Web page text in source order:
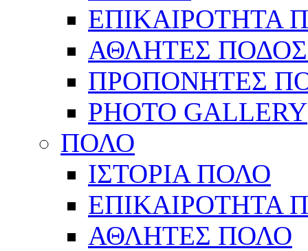
ΕΠΙΚΑΙΡΟΤΗΤΑ
ΑΘΛΗΤΕΣ
ΠΡΟΠΟΝΗΤΕΣ
PHOTO GALLERY
ΠΟΛΟ
ΙΣΤΟΡΙΑ ΠΟΛΟ
ΕΠΙΚΑΙΡΟΤΗΤΑ
ΑΘΛΗΤΕΣ ΠΟΛΟ